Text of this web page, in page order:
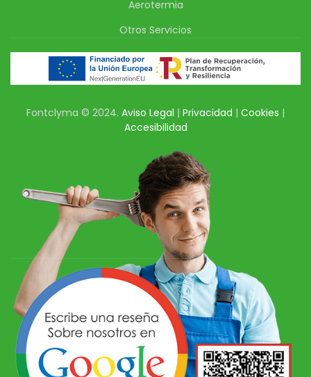
Aerotermia
Otros Servicios
Fontclyma © 2024. Aviso Legal | Privacidad | Cookies |
Accesibilidad